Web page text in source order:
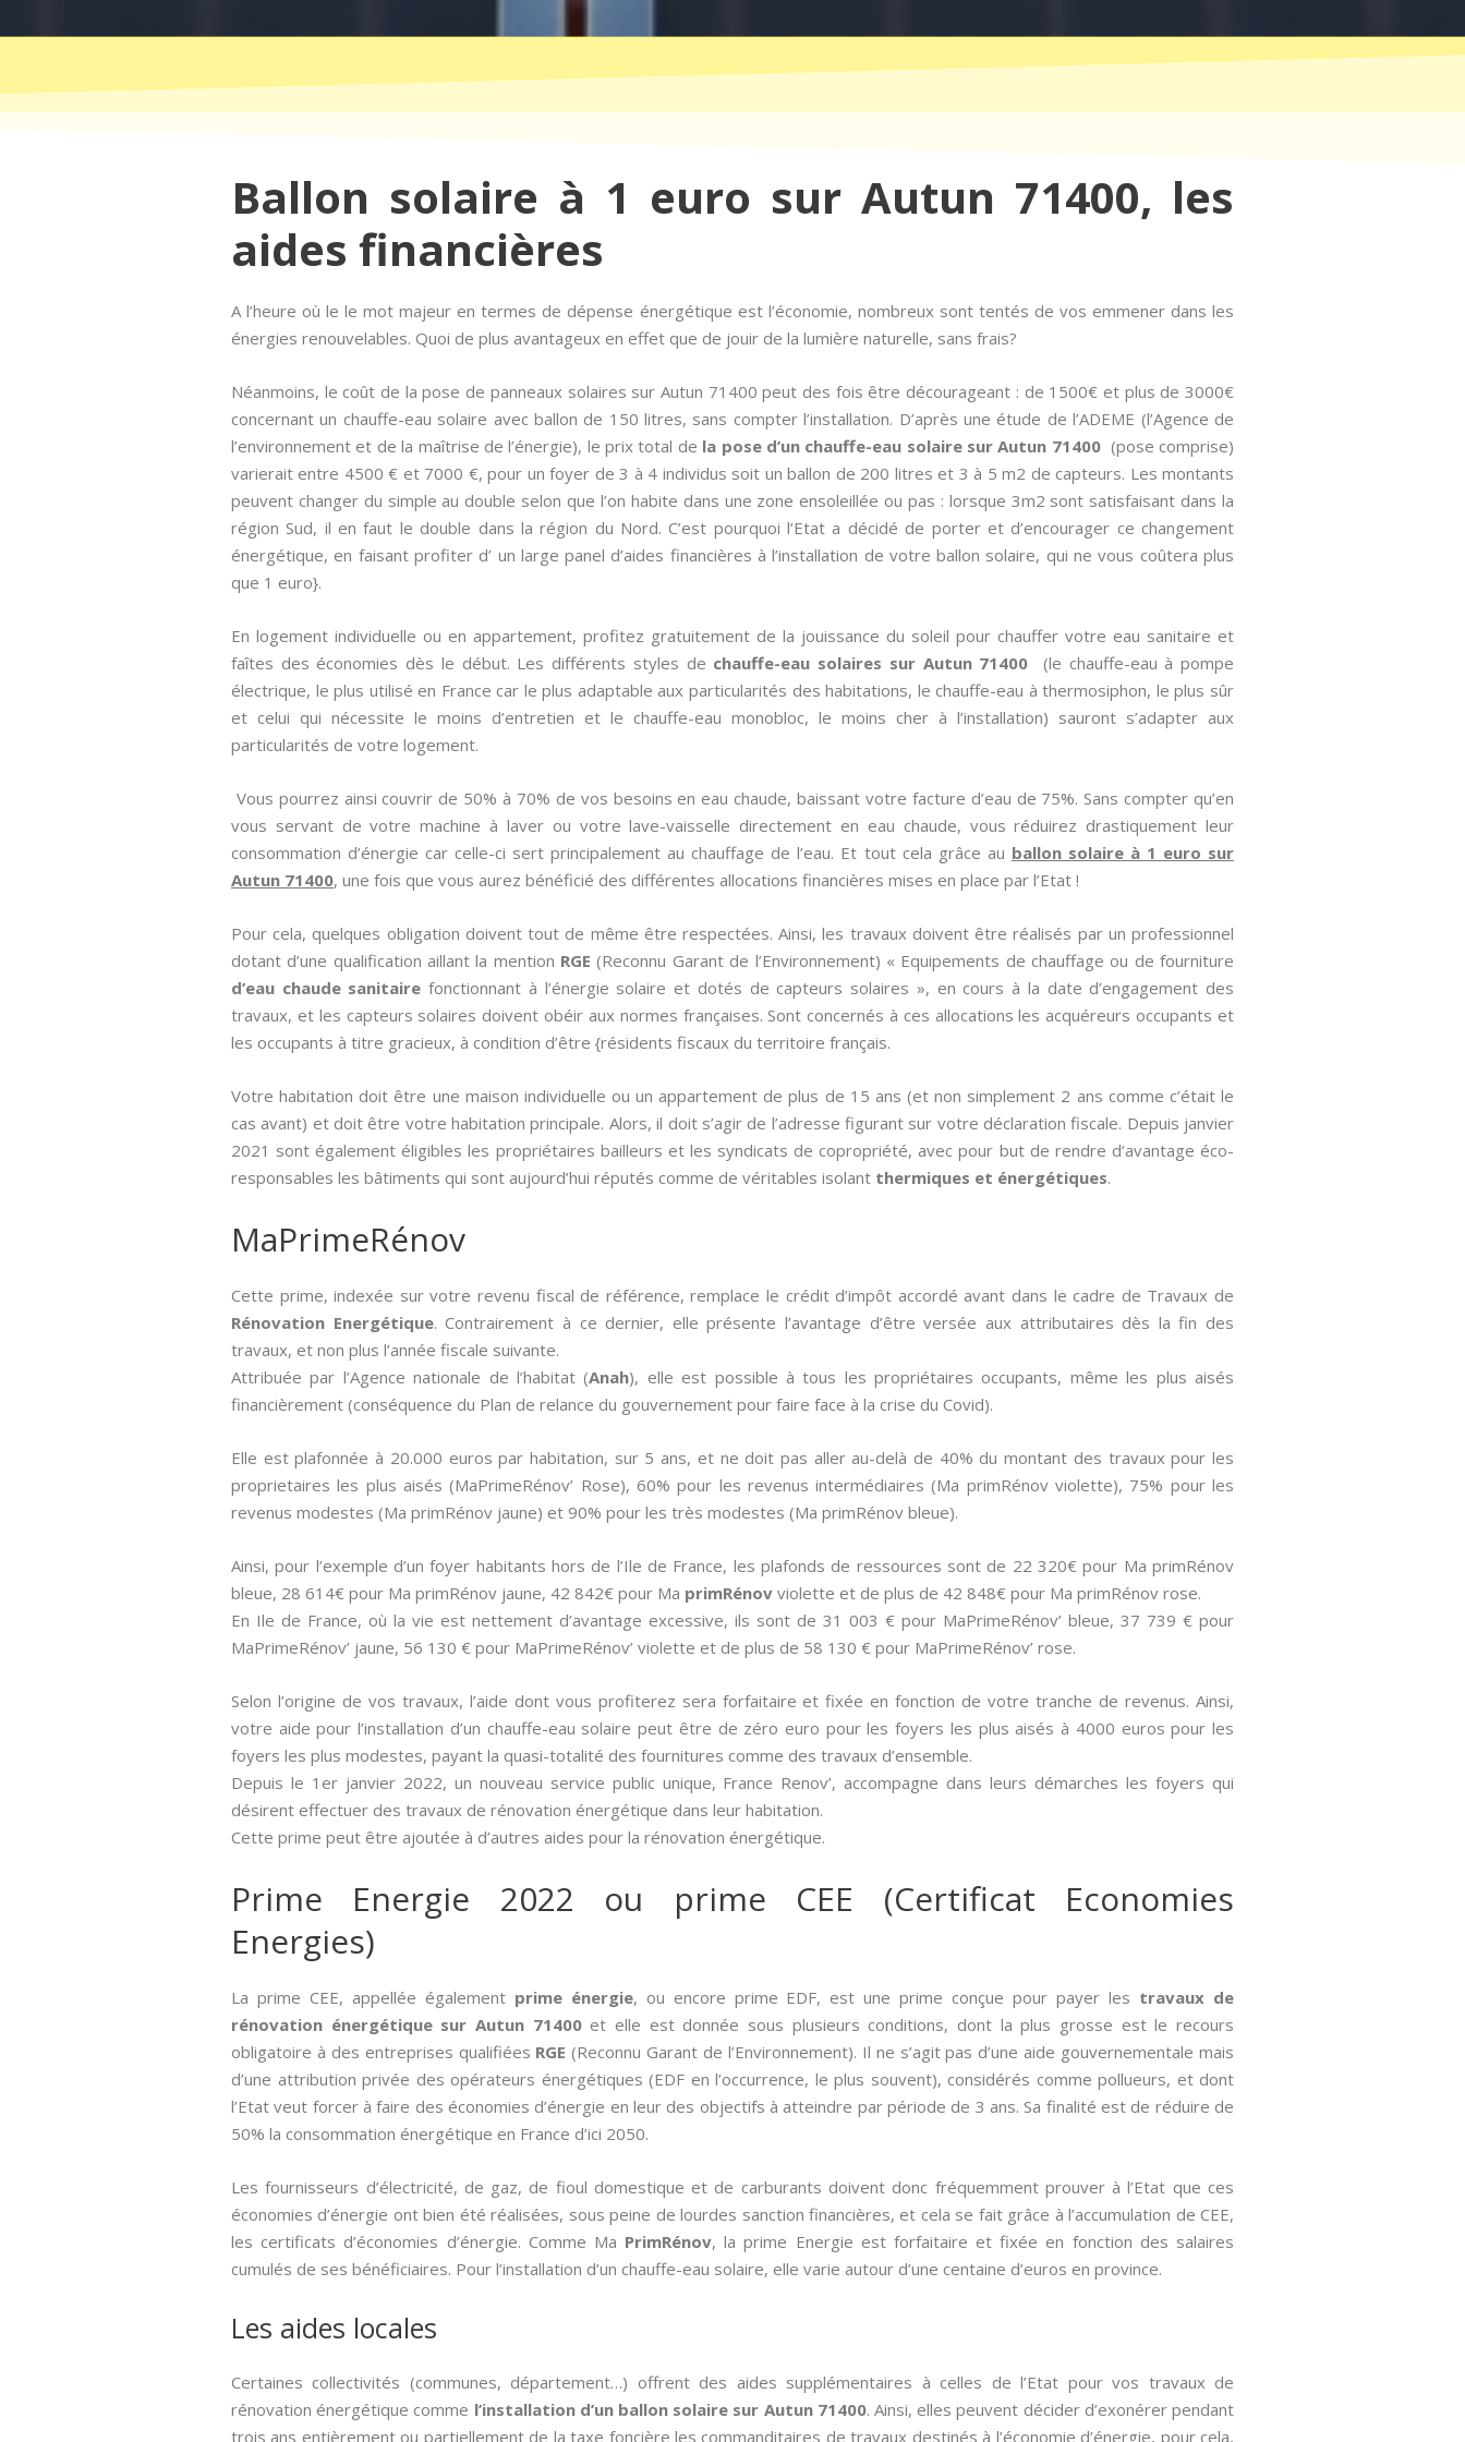
Ballon solaire à 1 euro sur Autun 71400, les
aides financières
A l’heure où le le mot majeur en termes de dépense énergétique est l’économie, nombreux sont tentés de vos emmener dans les
énergies renouvelables. Quoi de plus avantageux en effet que de jouir de la lumière naturelle, sans frais?
Néanmoins, le coût de la pose de panneaux solaires sur Autun 71400 peut des fois être décourageant : de 1500€ et plus de 3000€
concernant un chauffe-eau solaire avec ballon de 150 litres, sans compter l’installation. D’après une étude de l’ADEME (l’Agence de
l’environnement et de la maîtrise de l’énergie), le prix total de la pose d’un chauffe-eau solaire sur Autun 71400(pose comprise)
varierait entre 4500 € et 7000 €, pour un foyer de 3 à 4 individus soit un ballon de 200 litres et 3 à 5 m2 de capteurs. Les montants
peuvent changer du simple au double selon que l’on habite dans une zone ensoleillée ou pas : lorsque 3m2 sont satisfaisant dans la
région Sud, il en faut le double dans la région du Nord. C’est pourquoi l’Etat a décidé de porter et d’encourager ce changement
énergétique, en faisant profiter d’ un large panel d’aides financières à l’installation de votre ballon solaire, qui ne vous coûtera plus
que 1 euro}.
En logement individuelle ou en appartement, profitez gratuitement de la jouissance du soleil pour chauffer votre eau sanitaire et
faîtes des économies dès le début. Les différents styles de chauffe-eau solaires sur Autun 71400 (le chauffe-eau à pompe
électrique, le plus utilisé en France car le plus adaptable aux particularités des habitations, le chauffe-eau à thermosiphon, le plus sûr
et celui qui nécessite le moins d’entretien et le chauffe-eau monobloc, le moins cher à l’installation) sauront s’adapter aux
particularités de votre logement.
Vous pourrez ainsi couvrir de 50% à 70% de vos besoins en eau chaude, baissant votre facture d’eau de 75%. Sans compter qu’en
vous servant de votre machine à laver ou votre lave-vaisselle directement en eau chaude, vous réduirez drastiquement leur
consommation d’énergie car celle-ci sert principalement au chauffage de l’eau. Et tout cela grâce au ballon solaire à 1 euro sur
Autun 71400, une fois que vous aurez bénéficié des différentes allocations financières mises en place par l’Etat !
Pour cela, quelques obligation doivent tout de même être respectées. Ainsi, les travaux doivent être réalisés par un professionnel
dotant d’une qualification aillant la mention RGE(Reconnu Garant de l’Environnement) « Equipements de chauffage ou de fourniture
d’eau chaude sanitaire fonctionnant à l’énergie solaire et dotés de capteurs solaires », en cours à la date d’engagement des
travaux, et les capteurs solaires doivent obéir aux normes françaises. Sont concernés à ces allocations les acquéreurs occupants et
les occupants à titre gracieux, à condition d’être {résidents fiscaux du territoire français.
Votre habitation doit être une maison individuelle ou un appartement de plus de 15 ans (et non simplement 2 ans comme c’était le
cas avant) et doit être votre habitation principale. Alors, il doit s’agir de l’adresse figurant sur votre déclaration fiscale. Depuis janvier
2021 sont également éligibles les propriétaires bailleurs et les syndicats de copropriété, avec pour but de rendre d’avantage éco-
responsables les bâtiments qui sont aujourd’hui réputés comme de véritables isolant thermiques et énergétiques.
MaPrimeRénov
Cette prime, indexée sur votre revenu fiscal de référence, remplace le crédit d’impôt accordé avant dans le cadre de Travaux de
Rénovation Energétique. Contrairement à ce dernier, elle présente l’avantage d’être versée aux attributaires dès la fin des
travaux, et non plus l’année fiscale suivante.
Attribuée par l’Agence nationale de l’habitat (Anah), elle est possible à tous les propriétaires occupants, même les plus aisés
financièrement (conséquence du Plan de relance du gouvernement pour faire face à la crise du Covid).
Elle est plafonnée à 20.000 euros par habitation, sur 5 ans, et ne doit pas aller au-delà de 40% du montant des travaux pour les
proprietaires les plus aisés (MaPrimeRénov’ Rose), 60% pour les revenus intermédiaires (Ma primRénov violette), 75% pour les
revenus modestes (Ma primRénov jaune) et 90% pour les très modestes (Ma primRénov bleue).
Ainsi, pour l’exemple d’un foyer habitants hors de l’Ile de France, les plafonds de ressources sont de 22 320€ pour Ma primRénov
bleue, 28 614€ pour Ma primRénov jaune, 42 842€ pour Ma primRénov violette et de plus de 42 848€ pour Ma primRénov rose.
En Ile de France, où la vie est nettement d’avantage excessive, ils sont de 31 003 € pour MaPrimeRénov’ bleue, 37 739 € pour
MaPrimeRénov’ jaune, 56 130 € pour MaPrimeRénov’ violette et de plus de 58 130 € pour MaPrimeRénov’ rose.
Selon l’origine de vos travaux, l’aide dont vous profiterez sera forfaitaire et fixée en fonction de votre tranche de revenus. Ainsi,
votre aide pour l’installation d’un chauffe-eau solaire peut être de zéro euro pour les foyers les plus aisés à 4000 euros pour les
foyers les plus modestes, payant la quasi-totalité des fournitures comme des travaux d’ensemble.
Depuis le 1er janvier 2022, un nouveau service public unique, France Renov’, accompagne dans leurs démarches les foyers qui
désirent effectuer des travaux de rénovation énergétique dans leur habitation.
Cette prime peut être ajoutée à d’autres aides pour la rénovation énergétique.
Prime Energie 2022 ou prime CEE (Certificat Economies
Energies)
La prime CEE, appellée également prime énergie, ou encore prime EDF, est une prime conçue pour payer les travaux de
rénovation énergétique sur Autun 71400et elle est donnée sous plusieurs conditions, dont la plus grosse est le recours
obligatoire à des entreprises qualifiées RGE (Reconnu Garant de l’Environnement). Il ne s’agit pas d’une aide gouvernementale mais
d’une attribution privée des opérateurs énergétiques (EDF en l’occurrence, le plus souvent), considérés comme pollueurs, et dont
l’Etat veut forcer à faire des économies d’énergie en leur des objectifs à atteindre par période de 3 ans. Sa finalité est de réduire de
50% la consommation énergétique en France d’ici 2050.
Les fournisseurs d’électricité, de gaz, de fioul domestique et de carburants doivent donc fréquemment prouver à l’Etat que ces
économies d’énergie ont bien été réalisées, sous peine de lourdes sanction financières, et cela se fait grâce à l’accumulation de CEE,
les certificats d’économies d’énergie. Comme Ma PrimRénov, la prime Energie est forfaitaire et fixée en fonction des salaires
cumulés de ses bénéficiaires. Pour l’installation d’un chauffe-eau solaire, elle varie autour d’une centaine d’euros en province.
Les aides locales
Certaines collectivités (communes, département…) offrent des aides supplémentaires à celles de l’Etat pour vos travaux de
rénovation énergétique comme l’installation d’un ballon solaire sur Autun 71400. Ainsi, elles peuvent décider d’exonérer pendant
trois ans entièrement ou partiellement de la taxe foncière les commanditaires de travaux destinés à l’économie d’énergie, pour cela,